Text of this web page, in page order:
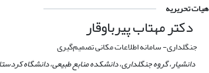
هیات تحریریه
دکتر مهتاب پیرباوقار
جنگلداری- سامانه اطلاعات مکانی تصمیم‌گیری
دانشیار، گروه جنگلداری، دانشکده منابع طبیعی، دانشگاه